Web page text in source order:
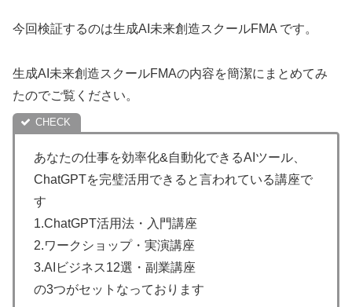
今回検証するのは生成AI未来創造スクールFMA です。
生成AI未来創造スクールFMAの内容を簡潔にまとめてみ
たのでご覧ください。
あなたの仕事を効率化&自動化できるAIツール、
ChatGPTを完璧活用できると言われている講座で
す
1.ChatGPT活用法・入門講座
2.ワークショップ・実演講座
3.AIビジネス12選・副業講座
の3つがセットなっております